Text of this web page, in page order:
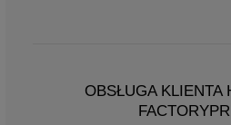
OBSŁUGA KLIENTA